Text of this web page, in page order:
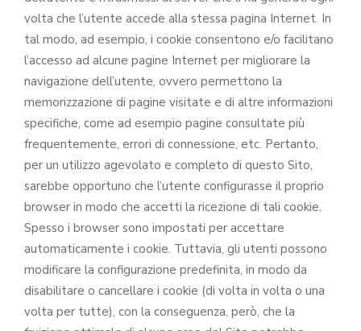
volta che l’utente accede alla stessa pagina Internet. In
tal modo, ad esempio, i cookie consentono e/o facilitano
l’accesso ad alcune pagine Internet per migliorare la
navigazione dell’utente, ovvero permettono la
memorizzazione di pagine visitate e di altre informazioni
specifiche, come ad esempio pagine consultate più
frequentemente, errori di connessione, etc. Pertanto,
per un utilizzo agevolato e completo di questo Sito,
sarebbe opportuno che l’utente configurasse il proprio
browser in modo che accetti la ricezione di tali cookie.
Spesso i browser sono impostati per accettare
automaticamente i cookie. Tuttavia, gli utenti possono
modificare la configurazione predefinita, in modo da
disabilitare o cancellare i cookie (di volta in volta o una
volta per tutte), con la conseguenza, però, che la